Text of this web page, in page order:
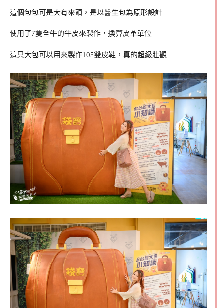
這個包包可是大有來頭，是以醫生包為原形設計
使用了7隻全牛的牛皮來製作，換算皮革單位
這只大包可以用來製作105雙皮鞋，真的超級壯觀